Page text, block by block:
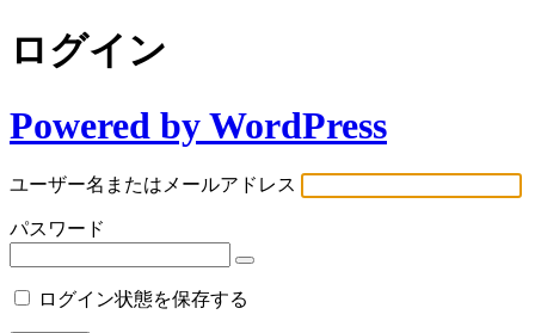
ログイン
Powered by WordPress
ユーザー名またはメールアドレス
パスワード
ログイン状態を保存する